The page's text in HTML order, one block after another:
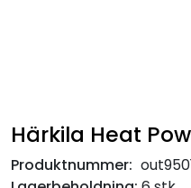
Härkila Heat
Produktnummer: